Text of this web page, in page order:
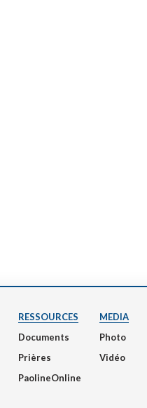
RESSOURCES
Documents
Prières
PaolineOnline
MEDIA
Photo
Vidéo